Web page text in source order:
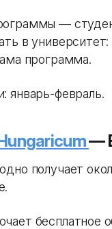
—
в
программа.
январь-февраль.
—
получает
бесплатное